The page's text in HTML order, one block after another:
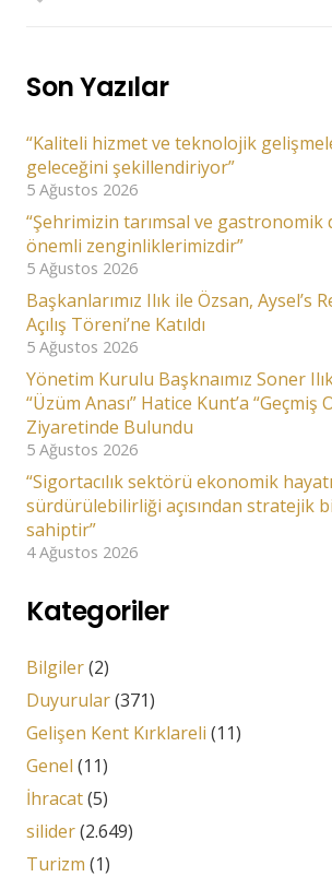
Son Yazılar
“Kaliteli hizmet ve teknolojik
geleceğini şekillendiriyor”
5 Ağustos 2026
“Şehrimizin tarımsal ve gastronomik
önemli zenginliklerimizdir”
5 Ağustos 2026
Başkanlarımız Ilık ile Özsan, Aysel’s
Açılış Töreni’ne Katıldı
5 Ağustos 2026
Yönetim Kurulu Başknaımız Soner
“Üzüm Anası” Hatice Kunt’a “Geçmiş
Ziyaretinde Bulundu
5 Ağustos 2026
“Sigortacılık sektörü ekonomik
sürdürülebilirliği açısından stratejik
sahiptir”
4 Ağustos 2026
Kategoriler
Bilgiler(2)
Duyurular(371)
Gelişen Kent Kırklareli (11)
Genel (11)
İhracat(5)
silider(2.649)
Turizm (1)